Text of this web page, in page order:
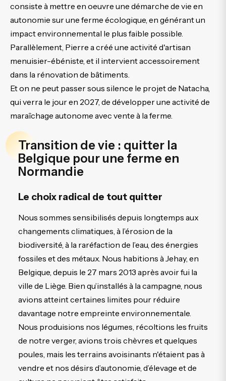
consiste à mettre en oeuvre une démarche de vie en
autonomie sur une ferme écologique, en générant un
impact environnemental le plus faible possible.
Parallèlement, Pierre a créé une activité d'artisan
menuisier-ébéniste, et il intervient accessoirement
dans la rénovation de bâtiments.
Et on ne peut passer sous silence le projet de Natacha,
qui verra le jour en 2027, de développer une activité de
maraîchage autonome avec vente à la ferme.
Transition de vie : quitter la
Belgique pour une ferme en
Normandie
Le choix radical de tout quitter
Nous sommes sensibilisés depuis longtemps aux
changements climatiques, à l’érosion de la
biodiversité, à la raréfaction de l’eau, des énergies
fossiles et des métaux. Nous habitions à Jehay, en
Belgique, depuis le 27 mars 2013 après avoir fui la
ville de Liège. Bien qu’installés à la campagne, nous
avions atteint certaines limites pour réduire
davantage notre empreinte environnementale.
Nous produisions nos légumes, récoltions les fruits
de notre verger, avions trois chèvres et quelques
poules, mais les terrains avoisinants n'étaient pas à
vendre et nos désirs d’autonomie, d’élevage et de